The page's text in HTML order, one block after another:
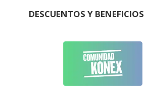
DESCUENTOS Y BENEFICIOS